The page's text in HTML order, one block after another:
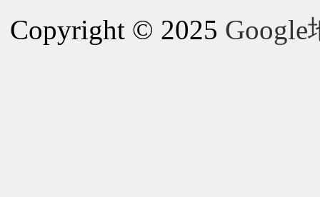
Copyright © 2025 Google